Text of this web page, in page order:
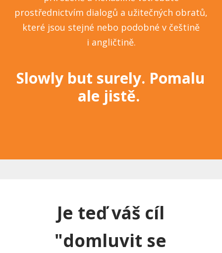
prostřednictvím dialogů a užitečných obratů,
které jsou stejné nebo podobné v češtině
i angličtině.
Slowly but surely. Pomalu
ale jistě.
Je teď váš cíl
"domluvit se